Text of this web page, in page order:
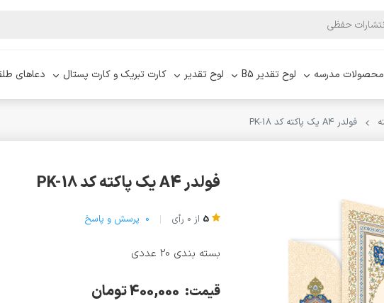
محصولات مدرسه لوح تقدیر B5 لوح تقدیر کارت تبریک و کارت پستال دعاهای
فولدر A4 یک پاکته کد PK-18
فولدر A4 یک پاکته کد PK-18
5 از 0 رأی 0 پرسش و پاسخ
بسته بندی 20 عددی
قیمت: 400,000 تومان